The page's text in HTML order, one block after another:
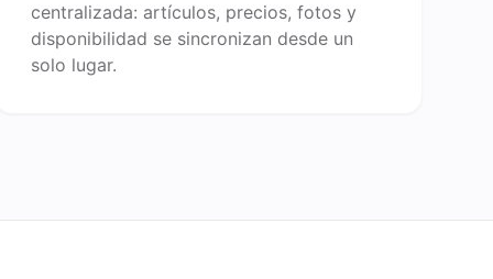
centralizada: artículos, precios, fotos y
disponibilidad se sincronizan desde un
solo lugar.